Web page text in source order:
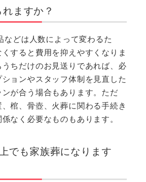
ますか？
などは人数によって変わるた
すると費用を抑えやすくなりま
ちだけのお見送りであれば、必
ョンやスタッフ体制を見直した
が合う場合もあります。ただ
、棺、骨壺、火葬に関わる手続き
なく必要なものもあります。
でも家族葬になります